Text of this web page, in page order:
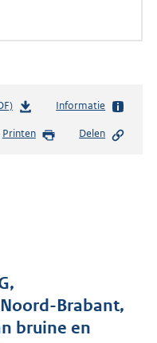
b
s
o
t
Informatie
Printen Delen
Brabant,
bruine en